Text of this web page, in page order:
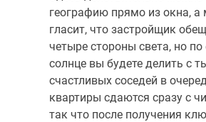
географию прямо из окна, а
гласит, что застройщик
четыре стороны света, но по
солнце вы будете делить с
счастливых соседей в
квартиры сдаются сразу с
так что после получения